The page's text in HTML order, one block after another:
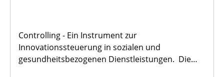
Controlling - Ein Instrument zur
Innovationssteuerung in sozialen und
gesundheitsbezogenen Dienstleistungen. Die